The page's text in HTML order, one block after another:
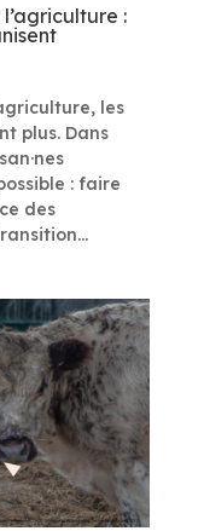
:
les
plus. Dans
: faire
des